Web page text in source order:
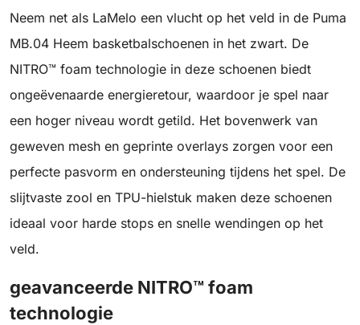
Neem net als LaMelo een vlucht op het veld in de Puma
MB.04 Heem basketbalschoenen in het zwart. De
NITRO™ foam technologie in deze schoenen biedt
ongeëvenaarde energieretour, waardoor je spel naar
een hoger niveau wordt getild. Het bovenwerk van
geweven mesh en geprinte overlays zorgen voor een
perfecte pasvorm en ondersteuning tijdens het spel. De
slijtvaste zool en TPU-hielstuk maken deze schoenen
ideaal voor harde stops en snelle wendingen op het
veld.
geavanceerde NITRO™ foam
technologie